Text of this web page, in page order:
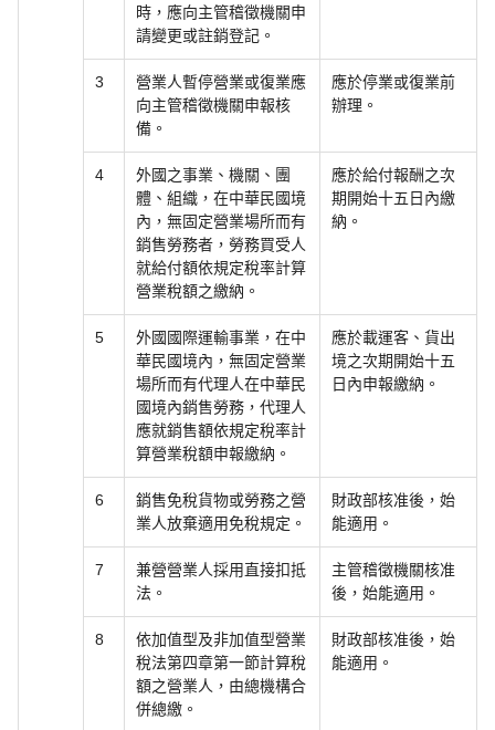
時，應向主管稽徵機關申
請變更或註銷登記。
3
營業人暫停營業或復業應
向主管稽徵機關申報核
備。
應於停業或復業前
辦理。
4
外國之事業、機關、團
體、組織，在中華民國境
內，無固定營業場所而有
銷售勞務者，勞務買受人
就給付額依規定稅率計算
營業稅額之繳納。
應於給付報酬之次
期開始十五日內繳
納。
5
外國國際運輸事業，在中
華民國境內，無固定營業
場所而有代理人在中華民
國境內銷售勞務，代理人
應就銷售額依規定稅率計
算營業稅額申報繳納。
應於載運客、貨出
境之次期開始十五
日內申報繳納。
6
銷售免稅貨物或勞務之營
業人放棄適用免稅規定。
財政部核准後，始
能適用。
7
兼營營業人採用直接扣抵
法。
主管稽徵機關核准
後，始能適用。
8
依加值型及非加值型營業
稅法第四章第一節計算稅
額之營業人，由總機構合
併總繳。
財政部核准後，始
能適用。